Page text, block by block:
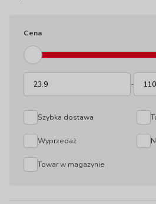
Cena
-
Szybka dostawa
Wyprzedaż
Towar w magazynie